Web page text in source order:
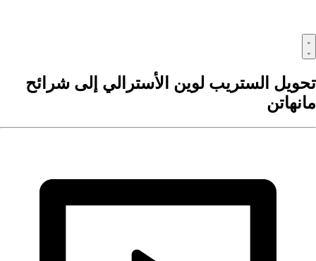
الستريب لوين الأسترالي إلى شرائح